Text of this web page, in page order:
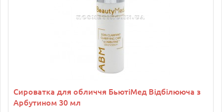
Сироватка для обличчя БьютіМед Відбілююча з
Арбутином 30 мл